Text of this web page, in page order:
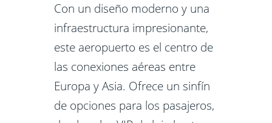
Con un diseño moderno y una
infraestructura impresionante,
este aeropuerto es el centro de
las conexiones aéreas entre
Europa y Asia. Ofrece un sinfín
de opciones para los pasajeros,